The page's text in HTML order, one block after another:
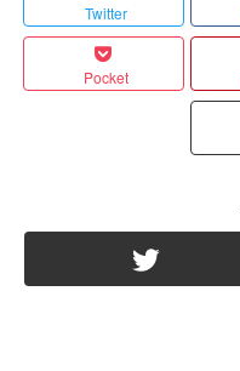
Twitter
Pocket